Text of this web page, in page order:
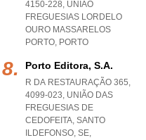
4150-228, UNIAO
FREGUESIAS LORDELO
OURO MASSARELOS
PORTO, PORTO
Porto Editora, S.a.
R DA RESTAURAÇÃO 365,
4099-023, UNIÃO DAS
FREGUESIAS DE
CEDOFEITA, SANTO
ILDEFONSO, SE,